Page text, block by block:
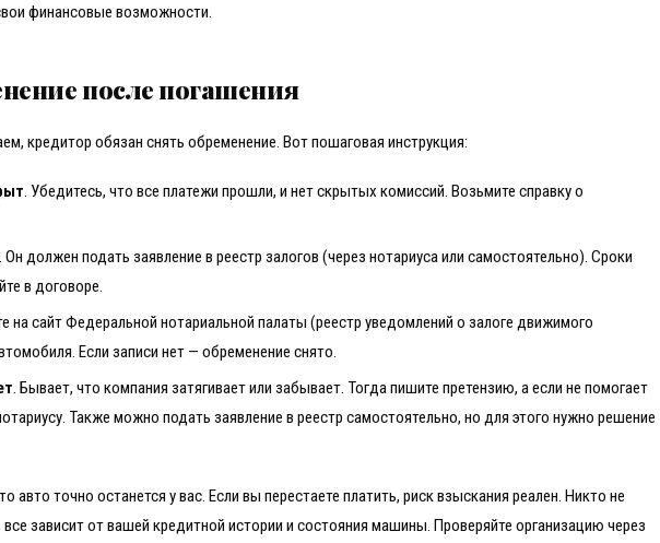
финансовые возможности.
после погашения
кредитор обязан снять обременение. Вот пошаговая инструкция:
. Убедитесь, что все платежи прошли, и нет скрытых комиссий. Возьмите справку о
. Он должен подать заявление в реестр залогов (через нотариуса или самостоятельно). Сроки
в договоре.
на сайт Федеральной нотариальной палаты (реестр уведомлений о залоге движимого
Если записи нет — обременение снято.
. Бывает, что компания затягивает или забывает. Тогда пишите претензию, а если не помогает
Также можно подать заявление в реестр самостоятельно, но для этого нужно решение
авто точно останется у вас. Если вы перестаете платить, риск взыскания реален. Никто не
зависит от вашей кредитной истории и состояния машины. Проверяйте организацию через